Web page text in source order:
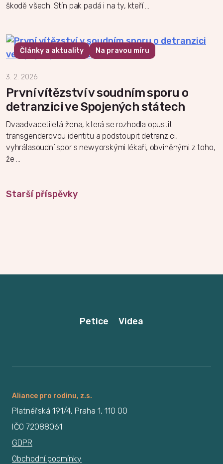
škodě všech. Stín pak padá i na ty, kteří …
První vítězství v soudním sporu o
detranzici ve Spojených státech
3. 2. 2026
Články a aktuality Na pravou míru
Dvaadvacetiletá žena, která se rozhodla opustit
transgenderovou identitu a podstoupit detranzici,
vyhrálasoudní spor s newyorskými lékaři, obviněnými z toho,
že …
Navigace
Starší příspěvky
Petice Videa
Aliance pro rodinu, z.s.
Platnéřská 191/4, Praha 1, 110 00
IČO 72088061
GDPR
Obchodní podmínky